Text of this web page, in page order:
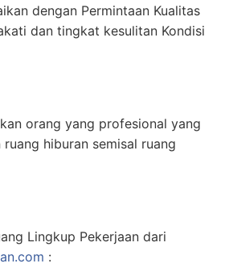
dengan Permintaan Kualitas
dan tingkat kesulitan Kondisi
orang yang profesional yang
hiburan semisal ruang
Lingkup Pekerjaan dari
: